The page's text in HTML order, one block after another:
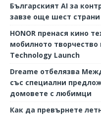
Българският AI за
завзе още шест страни
HONOR пренася кино
мобилното
Technology Launch
Dreame отбелязва
със специални
домовете с любимци
Как да превърнете